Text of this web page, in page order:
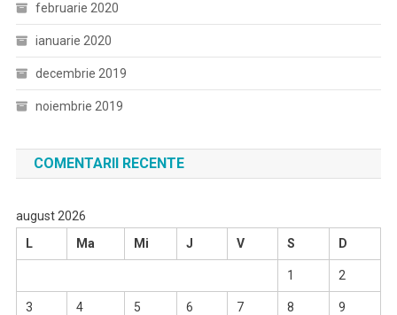
februarie 2020
ianuarie 2020
decembrie 2019
noiembrie 2019
COMENTARII RECENTE
august 2026
L
Ma Mi J V S D
1 2
3 4 5 6 7 8 9